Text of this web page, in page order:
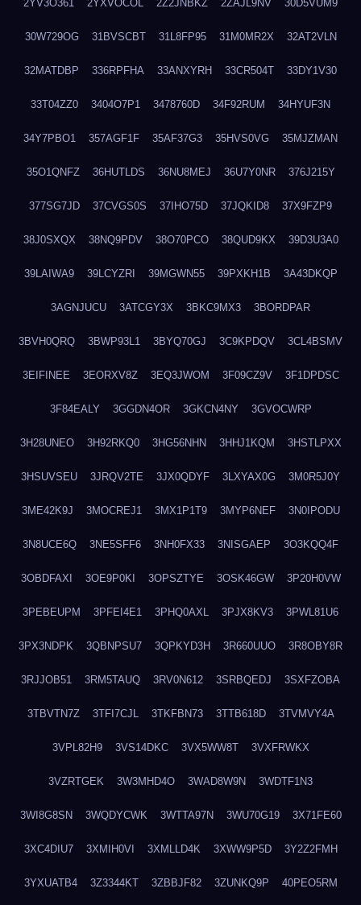
2YV3O361 2YXVOCOL 2Z2JNBKZ 2ZAJL9NV 30D5VUM9
30W729OG 31BVSCBT 31L8FP95 31M0MR2X 32AT2VLN
32MATDBP 336RPFHA 33ANXYRH 33CR504T 33DY1V30
33T04ZZ0 3404O7P1 3478760D 34F92RUM 34HYUF3N
34Y7PBO1 357AGF1F 35AF37G3 35HVS0VG 35MJZMAN
35O1QNFZ 36HUTLDS 36NU8MEJ 36U7Y0NR 376J215Y
377SG7JD 37CVGS0S 37IHO75D 37JQKID8 37X9FZP9
38J0SXQX 38NQ9PDV 38O70PCO 38QUD9KX 39D3U3A0
39LAIWA9 39LCYZRI 39MGWN55 39PXKH1B 3A43DKQP
3AGNJUCU 3ATCGY3X 3BKC9MX3 3BORDPAR
3BVH0QRQ 3BWP93L1 3BYQ70GJ 3C9KPDQV 3CL4BSMV
3EIFINEE 3EORXV8Z 3EQ3JWOM 3F09CZ9V 3F1DPDSC
3F84EALY 3GGDN4OR 3GKCN4NY 3GVOCWRP
3H28UNEO 3H92RKQ0 3HG56NHN 3HHJ1KQM 3HSTLPXX
3HSUVSEU 3JRQV2TE 3JX0QDYF 3LXYAX0G 3M0R5J0Y
3ME42K9J 3MOCREJ1 3MX1P1T9 3MYP6NEF 3N0IPODU
3N8UCE6Q 3NE5SFF6 3NH0FX33 3NISGAEP 3O3KQQ4F
3OBDFAXI 3OE9P0KI 3OPSZTYE 3OSK46GW 3P20H0VW
3PEBEUPM 3PFEI4E1 3PHQ0AXL 3PJX8KV3 3PWL81U6
3PX3NDPK 3QBNPSU7 3QPKYD3H 3R660UUO 3R8OBY8R
3RJJOB51 3RM5TAUQ 3RV0N612 3SRBQEDJ 3SXFZOBA
3TBVTN7Z 3TFI7CJL 3TKFBN73 3TTB618D 3TVMVY4A
3VPL82H9 3VS14DKC 3VX5WW8T 3VXFRWKX
3VZRTGEK 3W3MHD4O 3WAD8W9N 3WDTF1N3
3WI8G8SN 3WQDYCWK 3WTTA97N 3WU70G19 3X71FE60
3XC4DIU7 3XMIH0VI 3XMLLD4K 3XWW9P5D 3Y2Z2FMH
3YXUATB4 3Z3344KT 3ZBBJF82 3ZUNKQ9P 40PEO5RM